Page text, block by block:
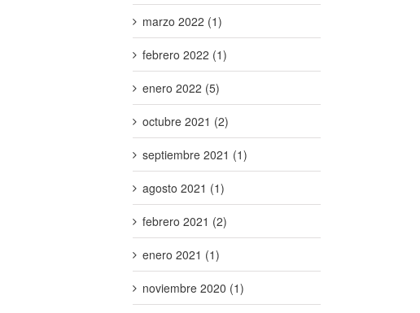
marzo 2022 (1)
febrero 2022 (1)
enero 2022 (5)
octubre 2021 (2)
septiembre 2021 (1)
agosto 2021 (1)
febrero 2021 (2)
enero 2021 (1)
noviembre 2020 (1)